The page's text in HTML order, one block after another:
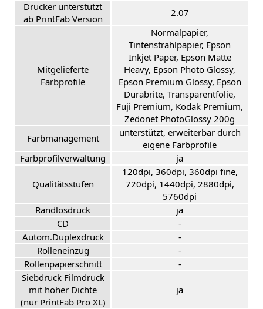
Drucker unterstützt
ab PrintFab Version
2.07
Mitgelieferte
Farbprofile
Normalpapier,
Tintenstrahlpapier, Epson
Inkjet Paper, Epson Matte
Heavy, Epson Photo Glossy,
Epson Premium Glossy, Epson
Durabrite, Transparentfolie,
Fuji Premium, Kodak Premium,
Zedonet PhotoGlossy 200g
Farbmanagement
unterstützt, erweiterbar durch
eigene Farbprofile
Farbprofilverwaltung
ja
Qualitätsstufen
120dpi, 360dpi, 360dpi fine,
720dpi, 1440dpi, 2880dpi,
5760dpi
Randlosdruck
ja
CD
-
Autom.Duplexdruck
-
Rolleneinzug
-
Rollenpapierschnitt
-
Siebdruck Filmdruck
mit hoher Dichte
(nur PrintFab Pro XL)
ja